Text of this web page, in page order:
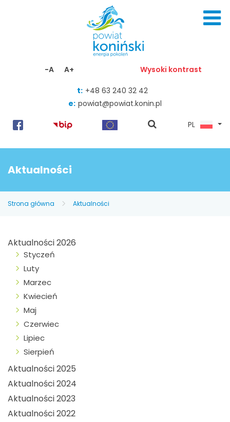
-A A+ Wysoki kontrast
t: +48 63 240 32 42
e: powiat@powiat.konin.pl
pokaż
PL
Aktualności
Strona główna Aktualności
Aktualności 2026
Styczeń
Luty
Marzec
Kwiecień
Maj
Czerwiec
Lipiec
Sierpień
Aktualności 2025
Aktualności 2024
Aktualności 2023
Aktualności 2022